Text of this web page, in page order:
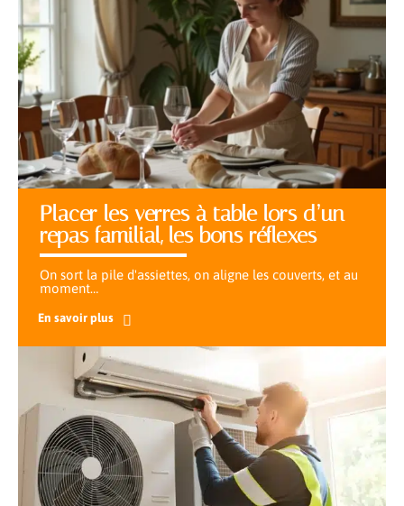
Placer les verres à table lors d’un
repas familial, les bons réflexes
On sort la pile d'assiettes, on aligne les couverts, et au
moment…
En savoir plus